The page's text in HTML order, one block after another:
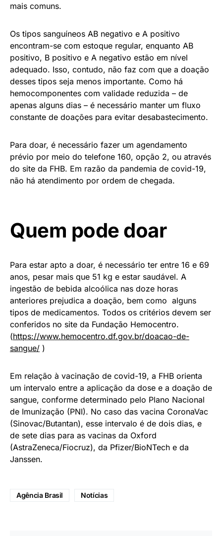
mais comuns.
Os tipos sanguíneos AB negativo e A positivo
encontram-se com estoque regular, enquanto AB
positivo, B positivo e A negativo estão em nível
adequado. Isso, contudo, não faz com que a doação
desses tipos seja menos importante. Como há
hemocomponentes com validade reduzida – de
apenas alguns dias – é necessário manter um fluxo
constante de doações para evitar desabastecimento.
Para doar, é necessário fazer um agendamento
prévio por meio do telefone 160, opção 2, ou através
do site da FHB. Em razão da pandemia de covid-19,
não há atendimento por ordem de chegada.
Quem pode doar
Para estar apto a doar, é necessário ter entre 16 e 69
anos, pesar mais que 51 kg e estar saudável. A
ingestão de bebida alcoólica nas doze horas
anteriores prejudica a doação, bem como alguns
tipos de medicamentos. Todos os critérios devem ser
conferidos no site da Fundação Hemocentro.
(https://www.hemocentro.df.gov.br/doacao-de-
sangue/ )
Em relação à vacinação de covid-19, a FHB orienta
um intervalo entre a aplicação da dose e a doação de
sangue, conforme determinado pelo Plano Nacional
de Imunização (PNI). No caso das vacina CoronaVac
(Sinovac/Butantan), esse intervalo é de dois dias, e
de sete dias para as vacinas da Oxford
(AstraZeneca/Fiocruz), da Pfizer/BioNTech e da
Janssen.
Agência Brasil Notícias